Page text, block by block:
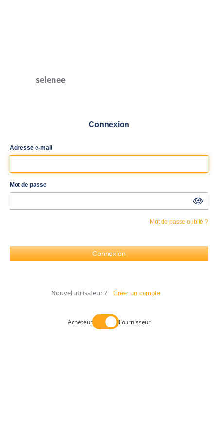
selenee
Connexion
Adresse e-mail
Mot de passe
Mot de passe oublié ?
Nouvel utilisateur ? Créer un compte
Acheteur Fournisseur